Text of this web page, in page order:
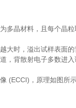
多晶材料，且每个晶
大时，溢出试样表面
，背散射电子多数进
(ECCI)，原理如图所示